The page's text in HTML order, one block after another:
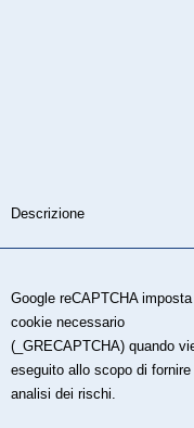
Descrizione
Google reCAPTCHA
cookie necessario
(_GRECAPTCHA) quando
eseguito allo scopo di
analisi dei rischi.